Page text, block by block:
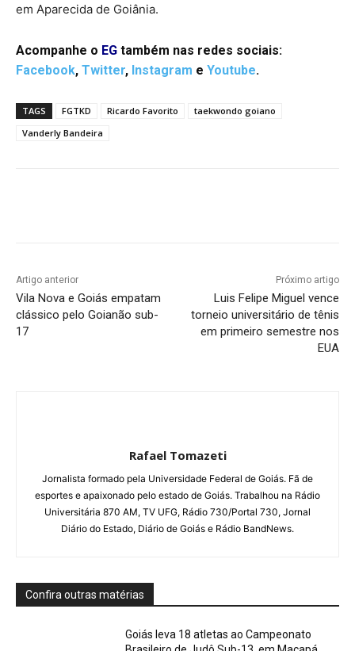
em Aparecida de Goiânia.
Acompanhe o EG também nas redes sociais:
Facebook, Twitter, Instagram e Youtube.
TAGS FGTKD Ricardo Favorito
taekwondo goiano
Vanderly Bandeira
Artigo anterior
Vila Nova e Goiás empatam
clássico pelo Goianão sub-
17
Próximo artigo
Luis Felipe Miguel vence
torneio universitário de tênis
em primeiro semestre nos
EUA
Rafael Tomazeti
Jornalista formado pela Universidade Federal de Goiás. Fã de
esportes e apaixonado pelo estado de Goiás. Trabalhou na Rádio
Universitária 870 AM, TV UFG, Rádio 730/Portal 730, Jornal
Diário do Estado, Diário de Goiás e Rádio BandNews.
Confira outras matérias
Goiás leva 18 atletas ao Campeonato